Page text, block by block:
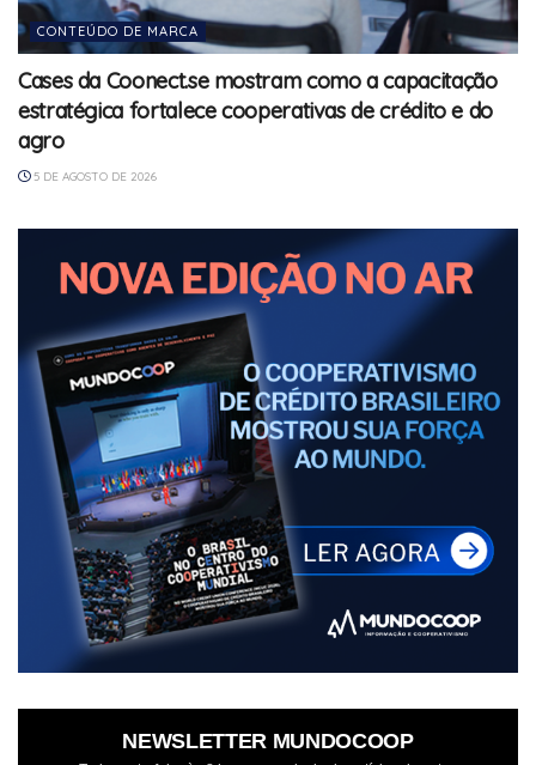
CONTEÚDO DE MARCA
Cases da Coonect.se mostram como a capacitação
estratégica fortalece cooperativas de crédito e do
agro
5 DE AGOSTO DE 2026
NEWSLETTER MUNDOCOOP